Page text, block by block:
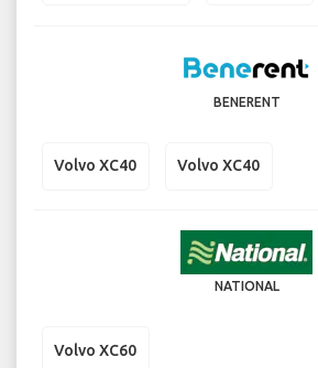
BENERENT
Volvo XC40 Volvo XC40
NATIONAL
Volvo XC60